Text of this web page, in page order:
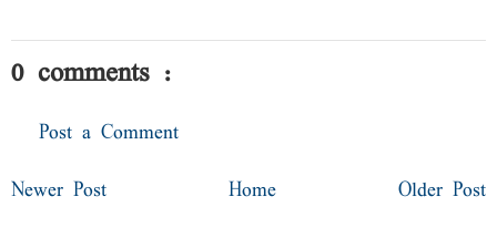
0 comments :
Post a Comment
Newer Post Older Post
Home